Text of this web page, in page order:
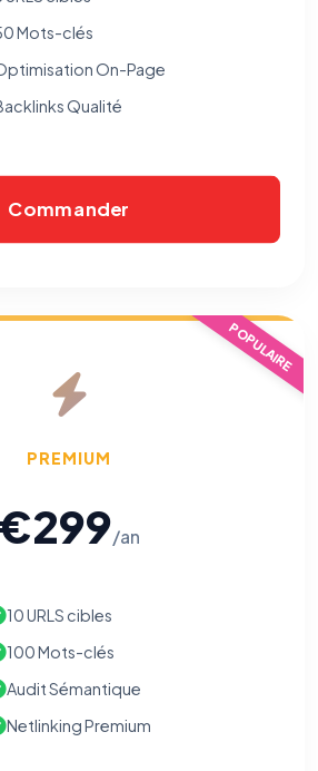
Mots-clés
On-Page
Qualité
Commander
POPULAIRE
PREMIUM
€299/an
10 URLS cibles
100 Mots-clés
Audit Sémantique
Netlinking Premium
comment vous utilisez le site
de visite) pour l'améliorer. Données
Analytics.
nos campagnes (Google Ads,
2026).Ce suivi n'est pas géré par ce
(« Pour
») — sans vous désinscrire des envois — ou
Traceurs dans les Courriels).